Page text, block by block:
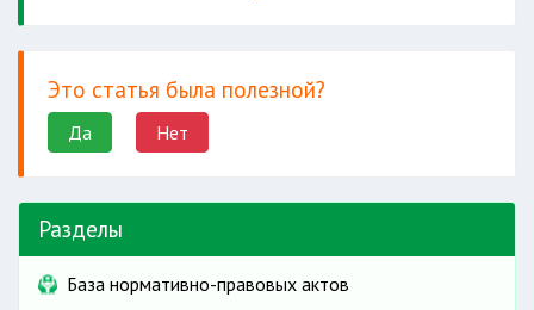
Это статья была полезной?
Да Нет
Разделы
База нормативно-правовых актов